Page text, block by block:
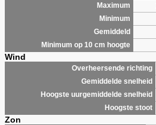
Maximum
Minimum
Gemiddeld
Minimum op 10 cm hoogte
Wind
Overheersende richting
Gemiddelde snelheid
Hoogste uurgemiddelde snelheid
Hoogste stoot
Zon